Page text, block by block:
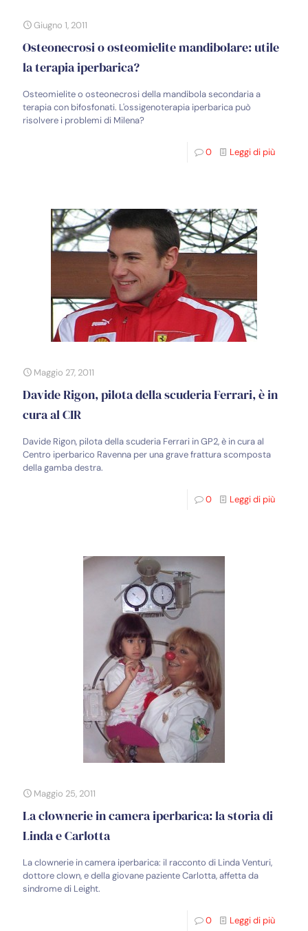
Giugno 1, 2011
Osteonecrosi o osteomielite mandibolare: utile
la terapia iperbarica?
Osteomielite o osteonecrosi della mandibola secondaria a
terapia con bifosfonati. L'ossigenoterapia iperbarica può
risolvere i problemi di Milena?
0 Leggi di più
Maggio 27, 2011
Davide Rigon, pilota della scuderia Ferrari, è in
cura al CIR
Davide Rigon, pilota della scuderia Ferrari in GP2, è in cura al
Centro iperbarico Ravenna per una grave frattura scomposta
della gamba destra.
0 Leggi di più
Maggio 25, 2011
La clownerie in camera iperbarica: la storia di
Linda e Carlotta
La clownerie in camera iperbarica: il racconto di Linda Venturi,
dottore clown, e della giovane paziente Carlotta, affetta da
sindrome di Leight.
0 Leggi di più